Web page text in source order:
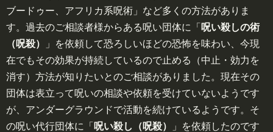
ブードゥー、アフリカ系呪術」など多くの方法がありま
す。過去のご相談者様からある呪い団体に「 呪い殺しの術
（呪殺）
」を依頼して恐ろしいほどの恐怖を味わい、今現
在でもその効果が持続しているので止める（中止・効力を
消す）方法が知りたいとのご相談がありました。現在その
団体は表立って呪いの相談や依頼を受けていないようです
が、アンダーグラウンドで活動を続けているようです。そ
の呪い代行団体に「 呪い殺し（呪殺）
」を依頼したのです